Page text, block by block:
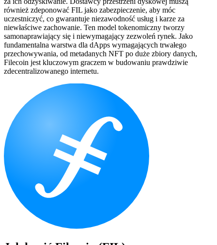
również zdeponować FIL jako zabezpieczenie, aby móc
uczestniczyć, co gwarantuje niezawodność usług i karze za
niewłaściwe zachowanie. Ten model tokenomiczny tworzy
samonaprawiający się i niewymagający zezwoleń rynek. Jako
fundamentalna warstwa dla dApps wymagających trwałego
przechowywania, od metadanych NFT po duże zbiory danych,
Filecoin jest kluczowym graczem w budowaniu prawdziwie
zdecentralizowanego internetu.